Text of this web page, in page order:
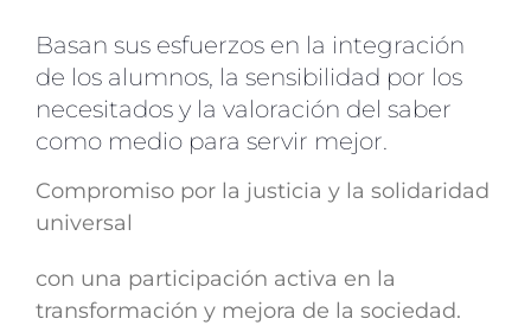
Basan sus esfuerzos en la integración
de los alumnos, la sensibilidad por los
necesitados y la valoración del saber
como medio para servir mejor.
Compromiso por la justicia y la solidaridad
universal
con una participación activa en la
transformación y mejora de la sociedad.